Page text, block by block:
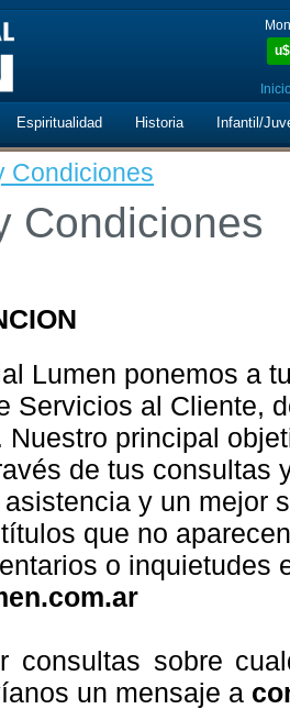
u$
Espiritualidad Historia Infantil/
Condiciones
Condiciones
Lumen ponemos a
Servicios al Cliente,
Nuestro principal
de tus consultas
y un mejor
que no
o inquietudes
consultas sobre
un mensaje a